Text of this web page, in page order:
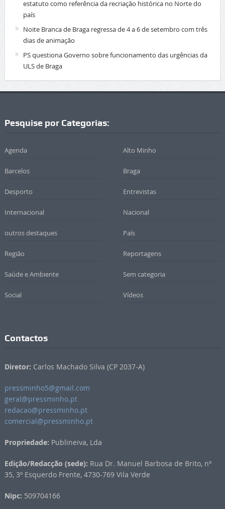
estatuto como referência da recriação histórica no Norte do
país
Noite Branca de Braga regressa de 4 a 6 de setembro com três
dias de animação
PS questiona Governo sobre funcionamento das urgências da
ULS de Braga
Pesquise por Categorias:
Agenda Alto Minho
Barcelos Braga
Desporto Entrevistas
Internacional Nacional
outros destaques País
Região Reportagens
Saúde e Ambiente Sem categoria
Social Vídeos
Contactos
Diretor: Carlos Machado Silva (CP 2037-A)
pressminho5@gmail.com
geral@pressminho.pt
redacao@pressminho.pt
comercial@pressminho.pt
Propriedade: Publineiva, Lda
Edição/Redacção (sede): Rua Dr. Manuel Barbosa de Brito, nº
35, 3º Esquerdo Frente, 4730-769 Vila Verde
Nipc: 509704166